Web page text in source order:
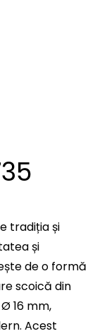
tradiția și
și
de o formă
scoică din
16 mm,
Acest